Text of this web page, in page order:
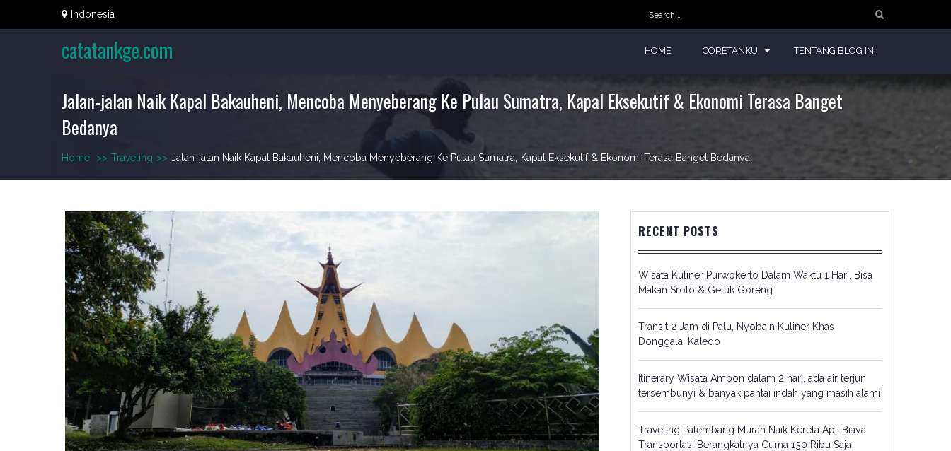
Indonesia
Search
for:
catatankge.com HOME CORETANKU TENTANG BLOG INI
Jalan-jalan Naik Kapal Bakauheni, Mencoba Menyeberang Ke Pulau Sumatra, Kapal Eksekutif & Ekonomi Terasa Banget
Bedanya
Home >> Traveling >> Jalan-jalan Naik Kapal Bakauheni, Mencoba Menyeberang Ke Pulau Sumatra, Kapal Eksekutif & Ekonomi Terasa Banget Bedanya
RECENT POSTS
Wisata Kuliner Purwokerto Dalam Waktu 1 Hari, Bisa
Makan Sroto & Getuk Goreng
Transit 2 Jam di Palu, Nyobain Kuliner Khas
Donggala: Kaledo
Itinerary Wisata Ambon dalam 2 hari, ada air terjun
tersembunyi & banyak pantai indah yang masih alami
Traveling Palembang Murah Naik Kereta Api, Biaya
Transportasi Berangkatnya Cuma 130 Ribu Saja